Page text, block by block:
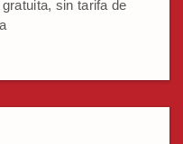
sin tarifa de